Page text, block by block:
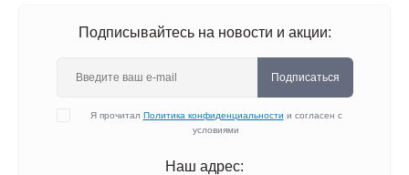
Подписывайтесь на новости и акции:
Подписаться
Я прочитал Политика конфиденциальности и согласен с
условиями
Наш адрес: